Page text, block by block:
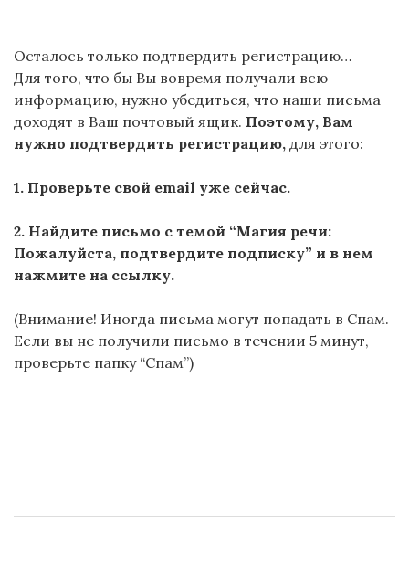
Осталось только подтвердить регистрацию…
Для того, что бы Вы вовремя получали всю
информацию, нужно убедиться, что наши письма
доходят в Ваш почтовый ящик. Поэтому, Вам
нужно подтвердить регистрацию, для этого:
1. Проверьте свой email уже сейчас.
2. Найдите письмо с темой “Магия речи:
Пожалуйста, подтвердите подписку” и в нем
нажмите на ссылку.
(Внимание! Иногда письма могут попадать в Спам.
Если вы не получили письмо в течении 5 минут,
проверьте папку “Спам”)